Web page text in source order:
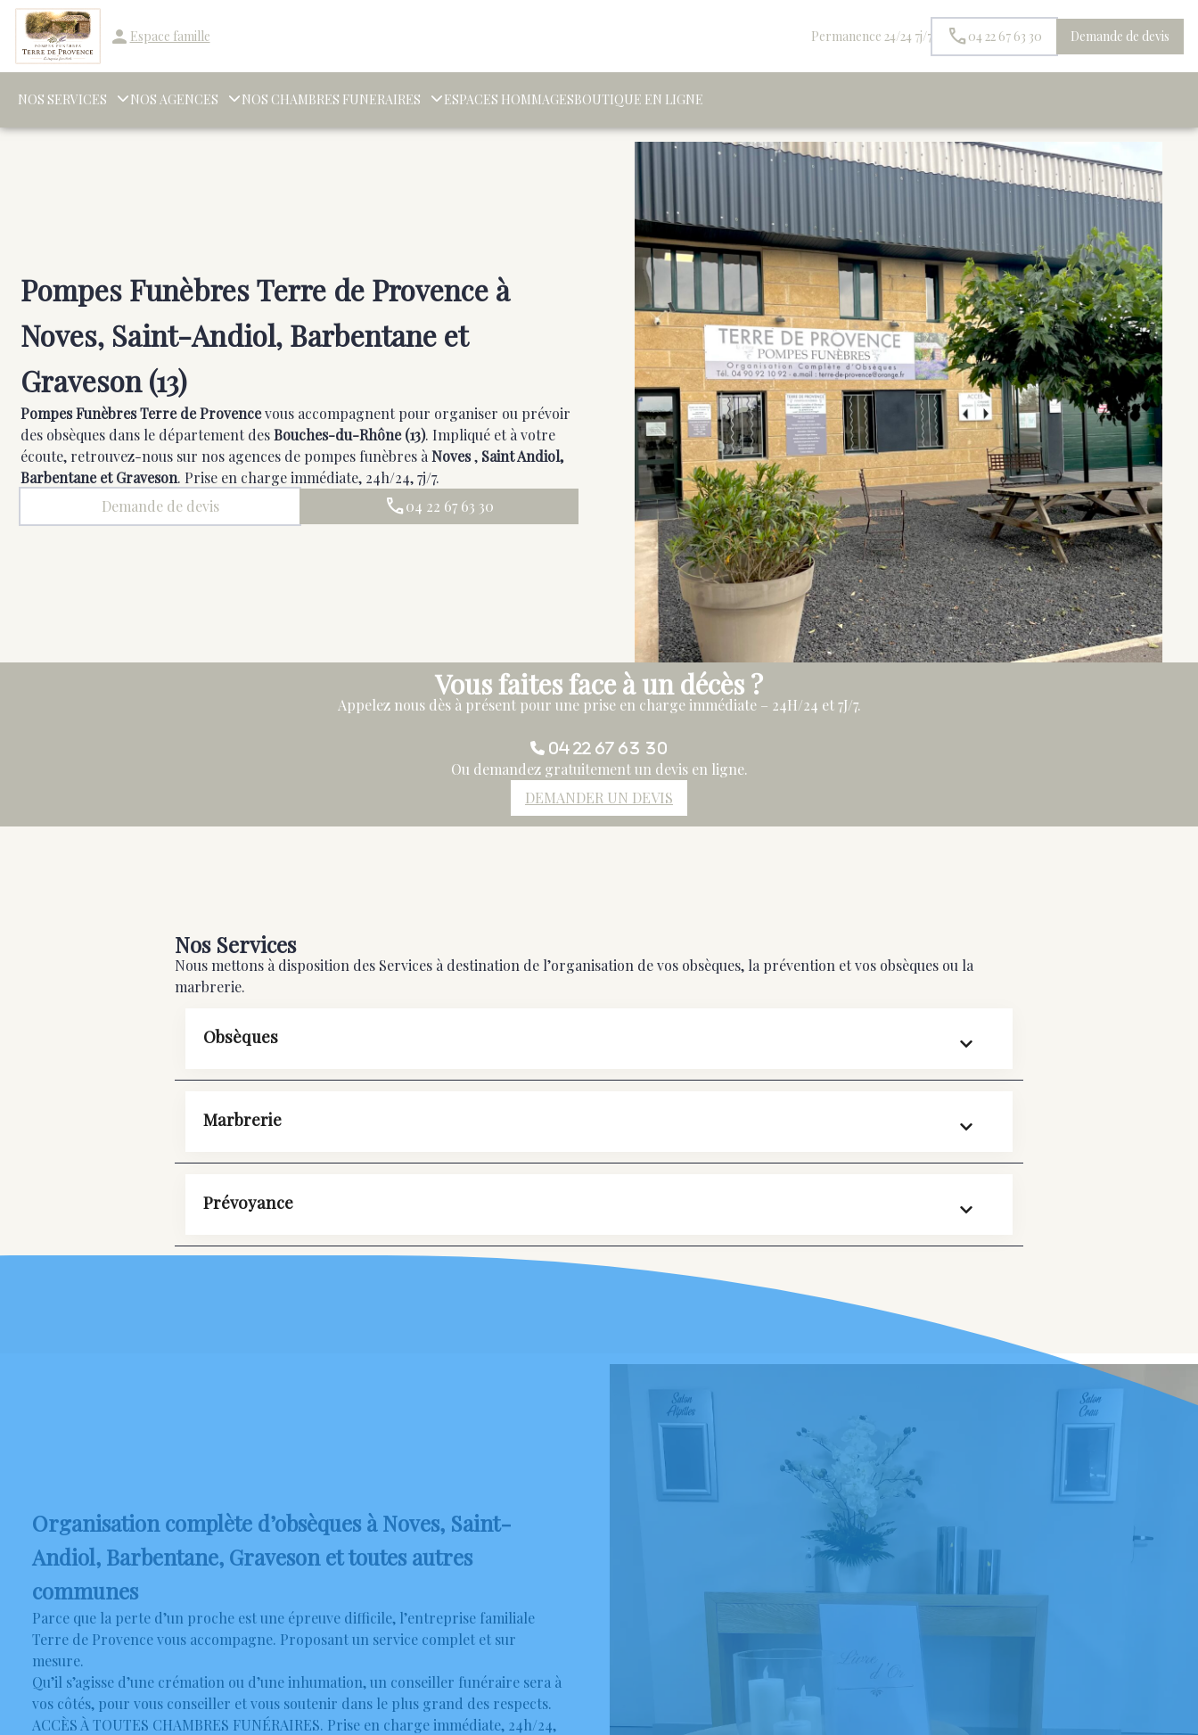
Aller
contenu
Espace famille Permanence 24/24 7j/7 04 22 67 63 30 Demande de devis
NOS SERVICES NOS AGENCES NOS CHAMBRES FUNERAIRES ESPACES HOMMAGESBOUTIQUE EN LIGNE
Pompes Funèbres Terre de Provence à
Noves, Saint-Andiol, Barbentane et
Graveson (13)
Pompes Funèbres Terre de Provencevous accompagnent pour organiser ou prévoir
des obsèques dans le département desBouches-du-Rhône (13). Impliqué et à votre
écoute, retrouvez-nous sur nos agences de pompes funèbres à Noves, Saint Andiol,
Barbentane et Graveson. Prise en charge immédiate, 24h/24, 7j/7.
Demande de devis
04 22 67 63 30
Vous faites face à un décès ?
Appelez nous dès à présent pour une prise en charge immédiate – 24H/24 et 7J/7.
04 22 67 63 30
Ou demandez gratuitement un devis en ligne.
DEMANDER UN DEVIS
Nos Services
Nous mettons à disposition des Services à destination de l’organisation de vos obsèques, la prévention et vos obsèques ou la
marbrerie.
Obsèques
Marbrerie
Prévoyance
Organisation complète d’obsèques à Noves, Saint-
Andiol, Barbentane, Graveson et toutes autres
communes
Parce que la perte d’un proche est une épreuve difficile, l’entreprise familiale
Terre de Provence vous accompagne. Proposant un service complet et sur
mesure.
Qu’il s’agisse d’une crémation ou d’une inhumation, un conseiller funéraire sera à
vos côtés, pour vous conseiller et vous soutenir dans le plus grand des respects.
ACCÈS À TOUTES CHAMBRES FUNÉRAIRES. Prise en charge immédiate, 24h/24,